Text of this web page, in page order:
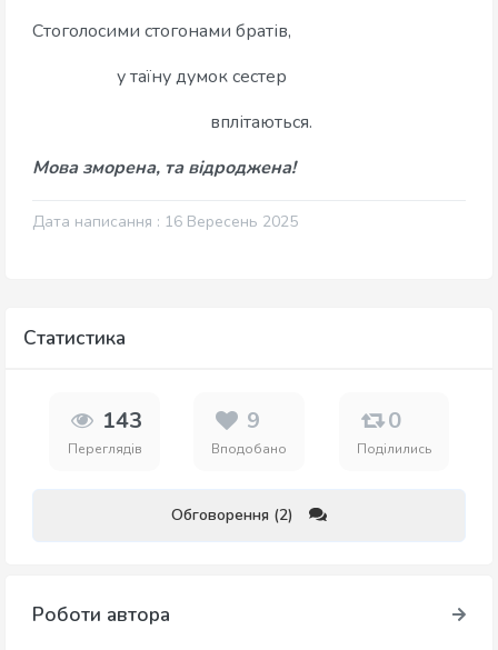
Стоголосими стогонами братів,
у таїну думок сестер
вплітаються.
Мова зморена, та відроджена!
Дата написання : 16 Вересень 2025
Статистика
143
Переглядів
9
Вподобано
0
Поділились
Обговорення (2)
Роботи автора